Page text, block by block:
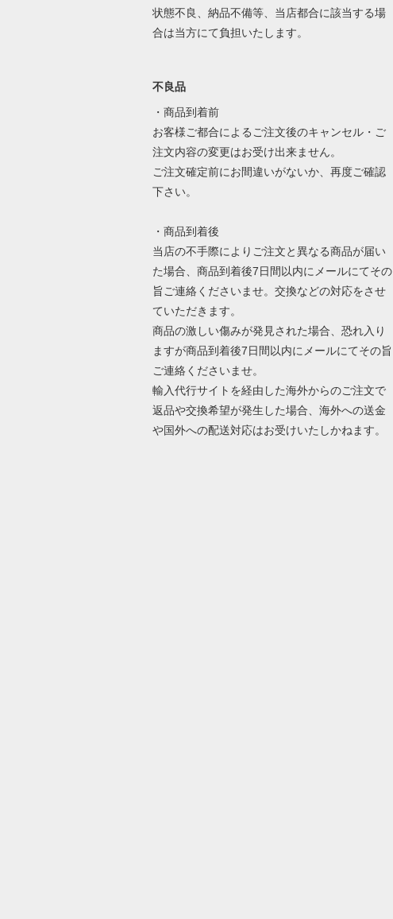
状態不良、納品不備等、当店都合に該当する場
合は当方にて負担いたします。
不良品
・商品到着前
お客様ご都合によるご注文後のキャンセル・ご
注文内容の変更はお受け出来ません。
ご注文確定前にお間違いがないか、再度ご確認
下さい。
・商品到着後
当店の不手際によりご注文と異なる商品が届い
た場合、商品到着後7日間以内にメールにてその
旨ご連絡くださいませ。交換などの対応をさせ
ていただきます。
商品の激しい傷みが発見された場合、恐れ入り
ますが商品到着後7日間以内にメールにてその旨
ご連絡くださいませ。
輸入代行サイトを経由した海外からのご注文で
返品や交換希望が発生した場合、海外への送金
や国外への配送対応はお受けいたしかねます。